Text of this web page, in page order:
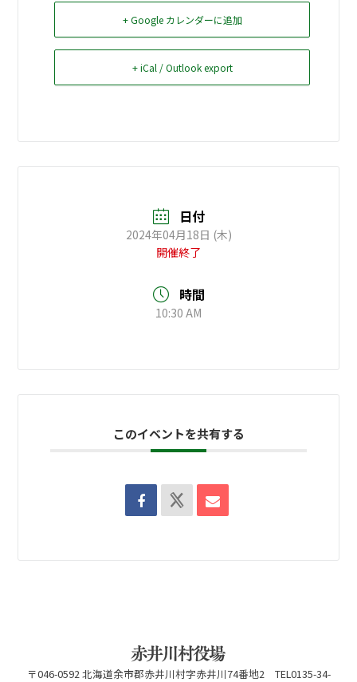
Select Language▼
+ Google カレンダーに追加
+ iCal / Outlook export
日付
2024年04月18日 (木)
開催終了
時間
10:30 AM
このイベントを共有する
〒046-0592 北海道余市郡赤井川村字赤井川74番地2 TEL0135-34-